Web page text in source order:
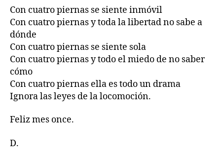
Con cuatro piernas se siente inmóvil
Con cuatro piernas y toda la libertad no sabe a
dónde
Con cuatro piernas se siente sola
Con cuatro piernas y todo el miedo de no saber
cómo
Con cuatro piernas ella es todo un drama
Ignora las leyes de la locomoción.
Feliz mes once.
D.